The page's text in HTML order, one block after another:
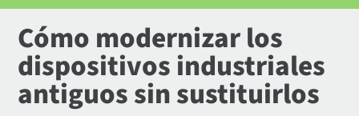
Cómo modernizar los
dispositivos industriales
antiguos sin sustituirlos